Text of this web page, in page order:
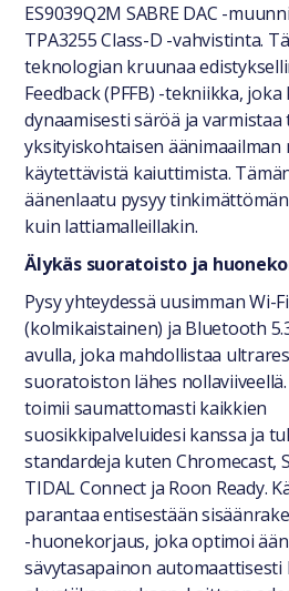
ES9039Q2M SABRE DAC -
TPA3255 Class-D -vahvistinta.
teknologian kruunaa
Feedback (PFFB) -tekniikka,
dynaamisesti säröä ja varmistaa
yksityiskohtaisen
käytettävistä kaiuttimista.
äänenlaatu pysyy
kuin lattiamalleillakin.
Älykäs suoratoisto ja
Pysy yhteydessä uusimman Wi-
(kolmikaistainen) ja Bluetooth
avulla, joka mahdollistaa
suoratoiston lähes
toimii saumattomasti kaikkien
suosikkipalveluidesi kanssa ja
standardeja kuten Chromecast,
TIDAL Connect ja Roon Ready.
parantaa entisestään
-huonekorjaus, joka optimoi
sävytasapainon automaattisesti